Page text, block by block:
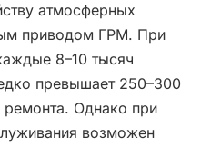
атмосферных
приводом ГРМ. При
8–10 тысяч
превышает 250–300
ремонта. Однако при
возможен